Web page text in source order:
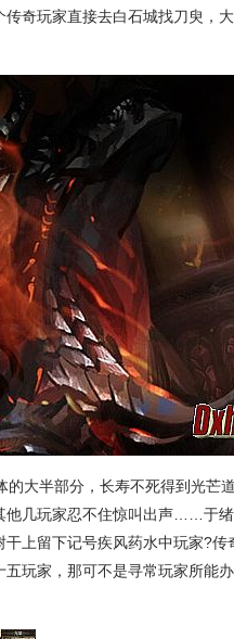
奇玩家直接去白石城找刀臾，
大半部分，长寿不死得到光芒
他几玩家忍不住惊叫出声……于
上留下记号疾风药水中玩家?传
玩家，那可不是寻常玩家所能